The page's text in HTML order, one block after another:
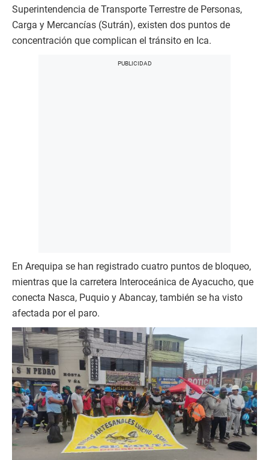
Superintendencia de Transporte Terrestre de Personas,
Carga y Mercancías (Sutrán), existen dos puntos de
concentración que complican el tránsito en Ica.
En Arequipa se han registrado cuatro puntos de bloqueo,
mientras que la carretera Interoceánica de Ayacucho, que
conecta Nasca, Puquio y Abancay, también se ha visto
afectada por el paro.